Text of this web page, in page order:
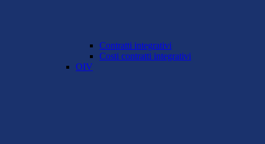
Contratti integrativi
Costi contratti integrativi
OIV